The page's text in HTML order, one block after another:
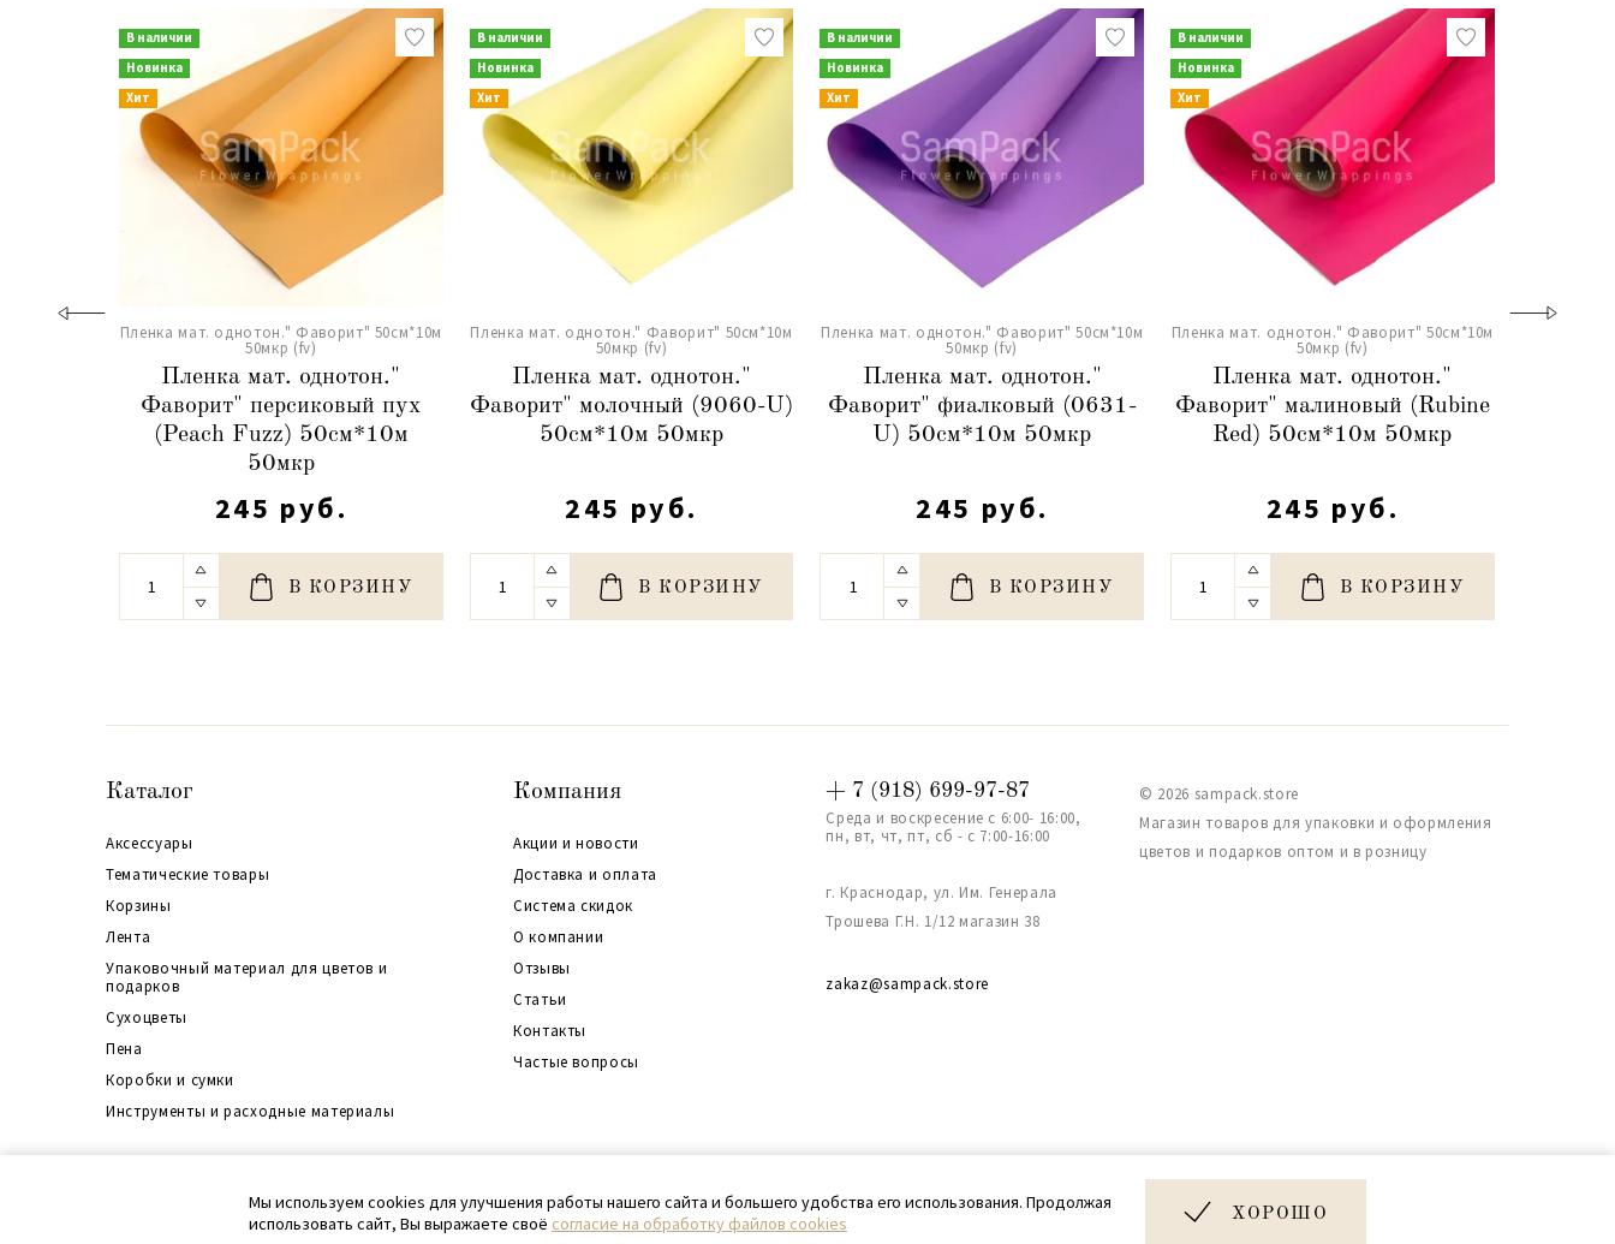
В наличии
Новинка
Хит
Пленка мат. однотон." Фаворит" 50см*10м
50мкр (fv)
Пленка мат. однотон."
Фаворит" персиковый пух
(Peach Fuzz) 50см*10м
50мкр
245 руб.
В КОРЗИНУ
В наличии
Новинка
Хит
Пленка мат. однотон." Фаворит" 50см*10м
50мкр (fv)
Пленка мат. однотон."
Фаворит" молочный (9060-U)
50см*10м 50мкр
245 руб.
В КОРЗИНУ
В наличии
Новинка
Хит
Пленка мат. однотон." Фаворит" 50см*10м
50мкр (fv)
Пленка мат. однотон."
Фаворит" фиалковый (0631-
U) 50см*10м 50мкр
245 руб.
В КОРЗИНУ
В наличии
Новинка
Хит
Пленка мат. однотон." Фаворит" 50см*10м
50мкр (fv)
Пленка мат. однотон."
Фаворит" малиновый (Rubine
Red) 50см*10м 50мкр
245 руб.
В КОРЗИНУ
Каталог
Аксессуары
Тематические товары
Корзины
Лента
Упаковочный материал для цветов и
подарков
Сухоцветы
Пена
Коробки и сумки
Инструменты и расходные материалы
Компания
Акции и новости
Доставка и оплата
Система скидок
О компании
Отзывы
Статьи
Контакты
Частые вопросы
+ 7 (918) 699-97-87
Среда и воскресение с 6:00- 16:00,
пн, вт, чт, пт, сб - с 7:00-16:00
г. Краснодар, ул. Им. Генерала
Трошева Г.Н. 1/12 магазин 38
zakaz@sampack.store
© 2026 sampack.store
Магазин товаров для упаковки и оформления
цветов и подарков оптом и в розницу
Согласие на обработку перс. данных
Согласие на обработку файлов cookie
Карта сайта
Дизайн и разработка сайта
Very Good
Мы используем cookies для улучшения работы нашего сайта и большего удобства его использования. Продолжая
использовать сайт, Вы выражаете своё согласие на обработку файлов cookies ХОРОШО